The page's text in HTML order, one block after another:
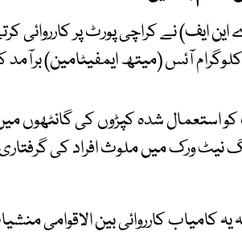
ایف) نے کراچی پورٹ پر کارروائی
استعمال شدہ کپڑوں کی گانٹھوں
ورک میں ملوث افراد کی گرفتاری
یہ کامیاب کارروائی بین